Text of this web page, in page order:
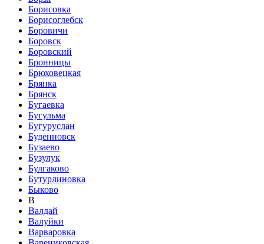
Борисовка
Борисоглебск
Боровичи
Боровск
Боровский
Бронницы
Брюховецкая
Брянка
Брянск
Бугаевка
Бугульма
Бугуруслан
Буденновск
Бузаево
Бузулук
Булгаково
Бутурлиновка
Быково
В
Валдай
Валуйки
Варваровка